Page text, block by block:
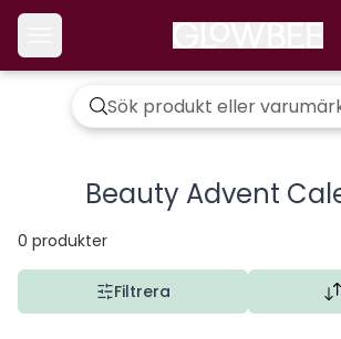
Beauty Advent
0 produkter
Filtrera